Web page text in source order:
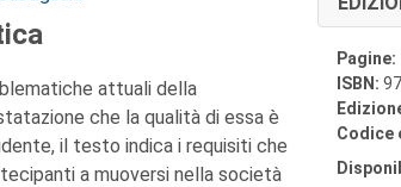
attuali della
che la qualità di essa è
il testo indica i requisiti che
a muoversi nella società
Pagine:
ISBN:
Codice